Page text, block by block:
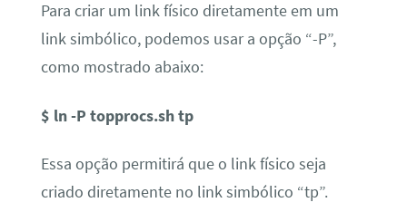
Para criar um link físico diretamente em um
link simbólico, podemos usar a opção “-P”,
como mostrado abaixo:
$ ln -P topprocs.sh tp
Essa opção permitirá que o link físico seja
criado diretamente no link simbólico “tp”.